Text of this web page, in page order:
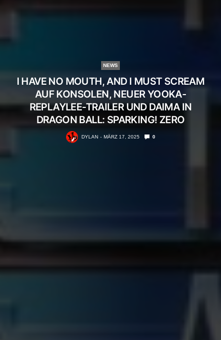
NEWS
I HAVE NO MOUTH, AND I MUST SCREAM
AUF KONSOLEN, NEUER YOOKA-
REPLAYLEE-TRAILER UND DAIMA IN
DRAGON BALL: SPARKING! ZERO
DYLAN MÄRZ 17, 2025 0